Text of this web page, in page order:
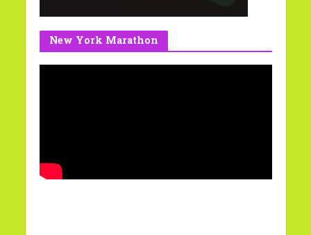
New York Marathon